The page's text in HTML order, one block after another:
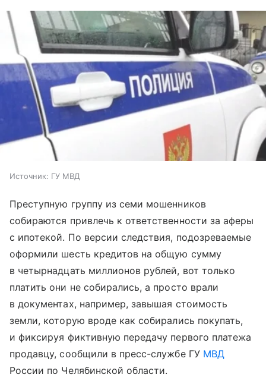
Источник: ГУ МВД
Преступную группу из семи мошенников
собираются привлечь к ответственности за аферы
с ипотекой. По версии следствия, подозреваемые
оформили шесть кредитов на общую сумму
в четырнадцать миллионов рублей, вот только
платить они не собирались, а просто врали
в документах, например, завышая стоимость
земли, которую вроде как собирались покупать,
и фиксируя фиктивную передачу первого платежа
продавцу, сообщили в пресс-службе ГУ МВД
России по Челябинской области.